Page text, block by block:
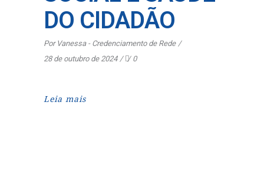
DO CIDADÃO
Por Vanessa - Credenciamento de Rede
28 de outubro de 2024
0
Leia mais